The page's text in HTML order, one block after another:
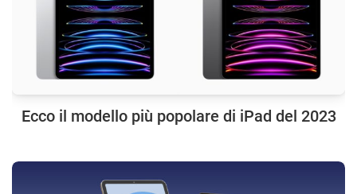
Ecco il modello più popolare di iPad del 2023